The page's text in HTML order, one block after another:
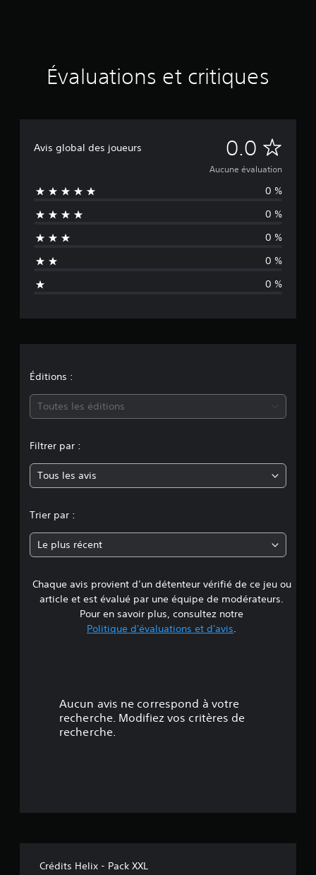
Évaluations et critiques
Avis global des joueurs 0.0 A
u
c
u
n
e
t
i
n
Aucune évaluation
0 %
0 %
0 %
0 %
0 %
Éditions :
Toutes les éditions
Filtrer par :
Tous les avis
Trier par :
Le plus récent
Chaque avis provient d’un détenteur vérifié de ce jeu ou
article et est évalué par une équipe de modérateurs.
Pour en savoir plus, consultez notre
Politique d'évaluations et d'avis.
Aucun avis ne correspond à votre
recherche. Modifiez vos critères de
recherche.
Crédits Helix - Pack XXL